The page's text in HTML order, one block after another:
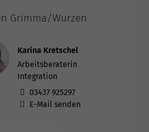
Grimma/Wurzen
Karina Kretschel
Arbeitsberaterin
Integration
03437 925297
E-Mail senden